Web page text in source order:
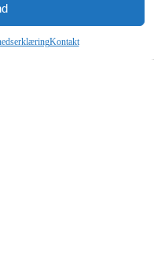
Kontakt